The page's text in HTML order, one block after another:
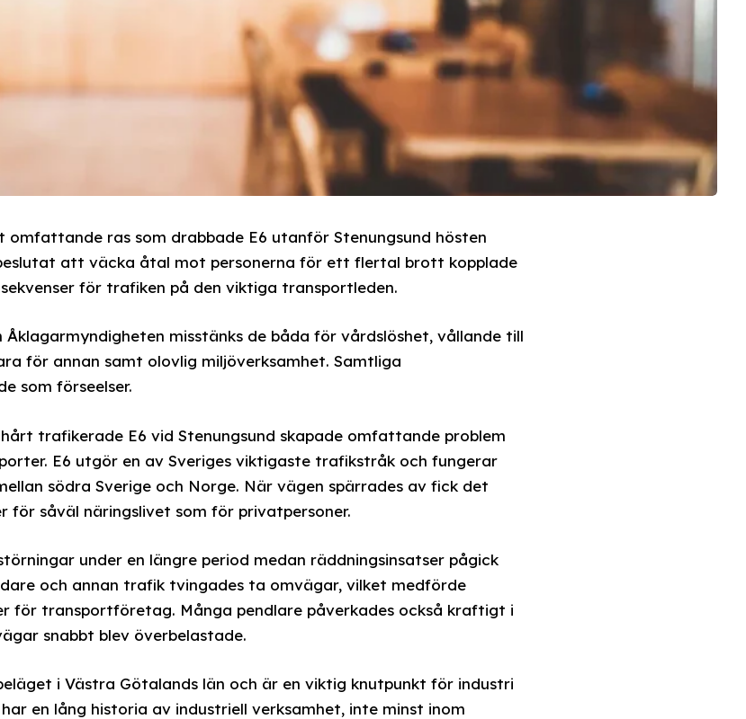
ras som drabbade E6 utanför Stenungsund hösten
att väcka åtal mot personerna för ett flertal brott kopplade
för trafiken på den viktiga transportleden.
misstänks de båda för vårdslöshet, vållande till
för annan samt olovlig miljöverksamhet. Samtliga
som förseelser.
trafikerade E6 vid Stenungsund skapade omfattande problem
E6 utgör en av Sveriges viktigaste trafikstråk och fungerar
södra Sverige och Norge. När vägen spärrades av fick det
för såväl näringslivet som för privatpersoner.
under en längre period medan räddningsinsatser pågick
och annan trafik tvingades ta omvägar, vilket medförde
för transportföretag. Många pendlare påverkades också kraftigt i
snabbt blev överbelastade.
i Västra Götalands län och är en viktig knutpunkt för industri
en lång historia av industriell verksamhet, inte minst inom